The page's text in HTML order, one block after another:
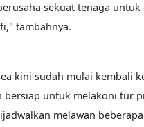
sekuat tenaga untuk
tambahnya.
kini sudah mulai kembali
bersiap untuk melakoni tur
melawan